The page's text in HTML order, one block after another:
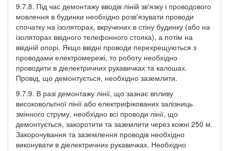
9.7.8. Під час демонтажу вводів ліній зв'язку і проводового
мовлення в будинки необхідно розв'язувати проводи
спочатку на ізоляторах, вкручених в стіну будинку (або на
ізоляторах ввідного телефонного стояка), а потім на
ввідній опорі. Якщо ввідні проводи перехрещуються з
проводами електромережі, то роботу необхідно
проводити в діелектричних рукавичках та калошах.
Провід, що демонтується, необхідно заземлити.
9.7.9. В разі демонтажу лінії, що зазнає впливу
високовольтної лінії або електрифікованих залізниць
змінного струму, необхідно всі проводи лінії, що
демонтується, закоротити та заземлити через кожні 250 м.
Закорочування та заземлення проводів необхідно
виконувати в діелектричних рукавичках. Необхідно